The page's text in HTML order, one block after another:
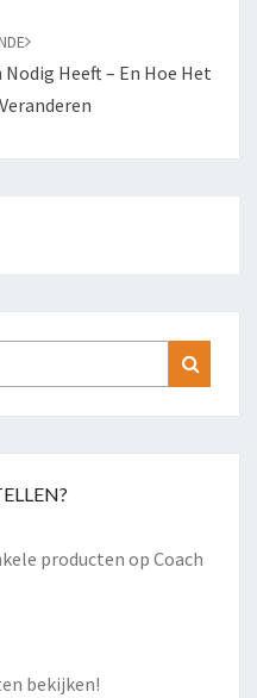
Heeft – En Hoe Het
producten op Coach
bekijken!